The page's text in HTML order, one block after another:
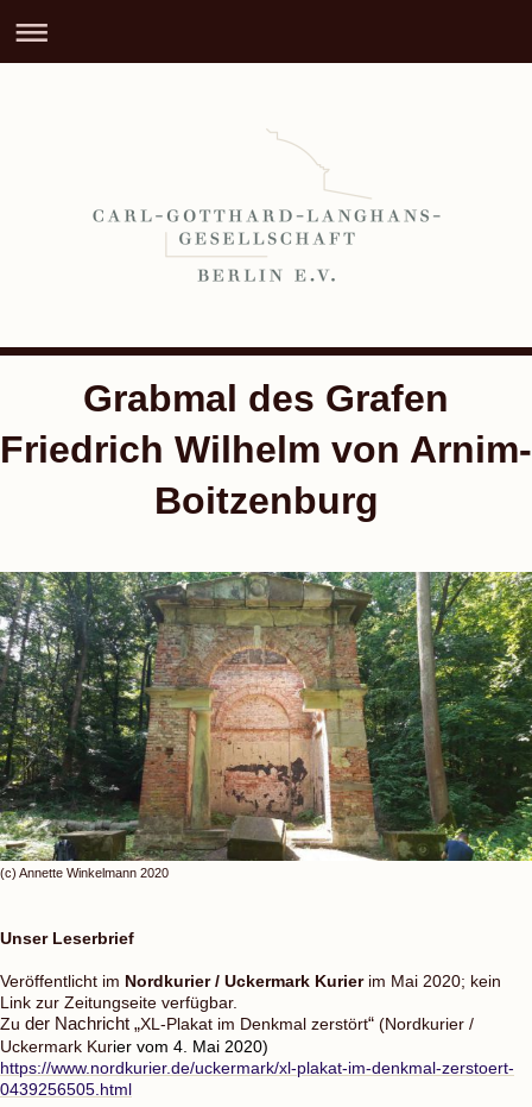
Grabmal des Grafen
Friedrich Wilhelm von Arnim-
Boitzenburg
(c) Annette Winkelmann 2020
Unser Leserbrief
Veröffentlicht im Nordkurier / Uckermark Kurierim Mai 2020; kein
Link zur Zeitungseite verfügbar.
Zu der Nachricht „XL-Plakat im Denkmal zerstört“ (Nordkurier /
Uckermark Kurier vom 4. Mai 2020)
https://www.nordkurier.de/uckermark/xl-plakat-im-denkmal-zerstoert-
0439256505.html